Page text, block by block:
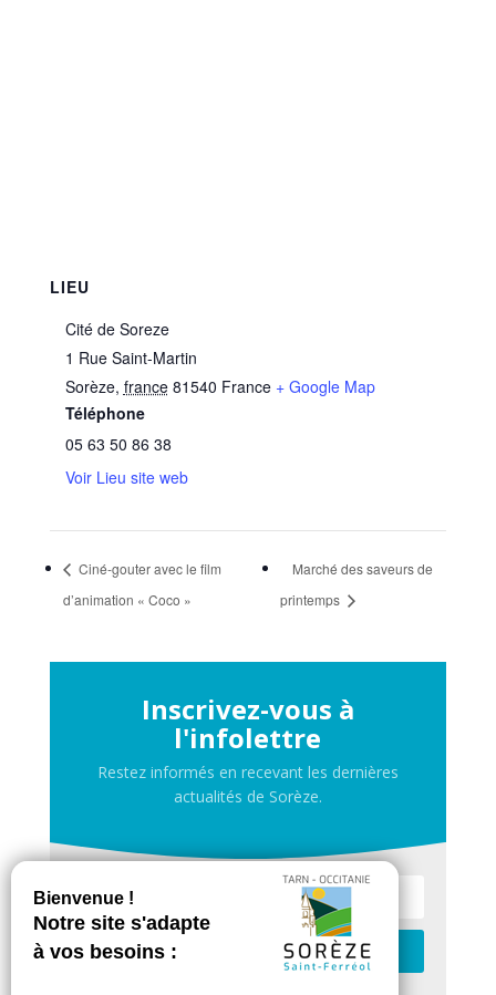
LIEU
Cité de Soreze
1 Rue Saint-Martin
Sorèze, france 81540 France + Google Map
Téléphone
05 63 50 86 38
Voir Lieu site web
Ciné-gouter avec le film
d’animation « Coco »
Marché des saveurs de
printemps
Inscrivez-vous à
l'infolettre
Restez informés en recevant les dernières
actualités de Sorèze.
Je m'inscris